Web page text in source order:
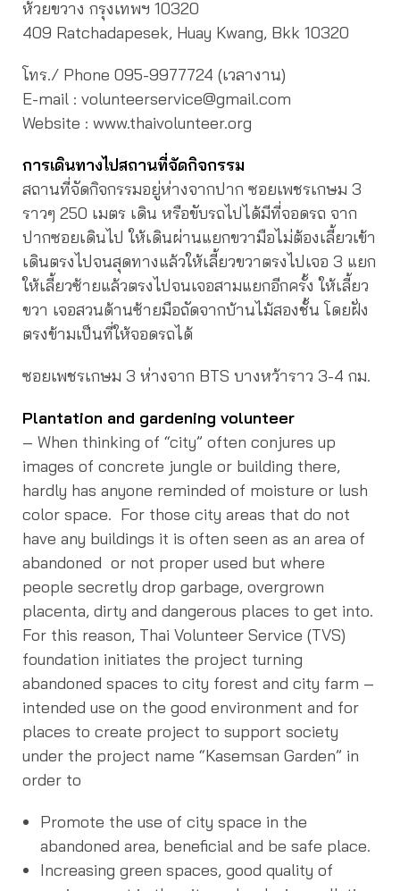
ห้วยขวาง กรุงเทพฯ 10320
409 Ratchadapesek, Huay Kwang, Bkk 10320
โทร./ Phone 095-9977724 (เวลางาน)
E-mail : volunteerservice@gmail.com
Website : www.thaivolunteer.org
การเดินทางไปสถานที่จัดกิจกรรม
สถานที่จัดกิจกรรมอยู่ห่างจากปาก ซอยเพชรเกษม 3
ราวๆ 250 เมตร เดิน หรือขับรถไปได้มีที่จอดรถ จาก
ปากซอยเดินไป ให้เดินผ่านแยกขวามือไม่ต้องเลี้ยวเข้า
เดินตรงไปจนสุดทางแล้วให้เลี้ยวขวาตรงไปเจอ 3 แยก
ให้เลี้ยวซ้ายแล้วตรงไปจนเจอสามแยกอีกครั้ง ให้เลี้ยว
ขวา เจอสวนด้านซ้ายมือถัดจากบ้านไม้สองชั้น โดยฝั่ง
ตรงข้ามเป็นที่ให้จอดรถได้
ซอยเพชรเกษม 3 ห่างจาก BTS บางหว้าราว 3-4 กม.
Plantation and gardening volunteer
– When thinking of “city” often conjures up
images of concrete jungle or building there,
hardly has anyone reminded of moisture or lush
color space. For those city areas that do not
have any buildings it is often seen as an area of
abandoned or not proper used but where
people secretly drop garbage, overgrown
placenta, dirty and dangerous places to get into.
For this reason, Thai Volunteer Service (TVS)
foundation initiates the project turning
abandoned spaces to city forest and city farm –
intended use on the good environment and for
places to create project to support society
under the project name “Kasemsan Garden” in
order to
Promote the use of city space in the
abandoned area, beneficial and be safe place.
Increasing green spaces, good quality of